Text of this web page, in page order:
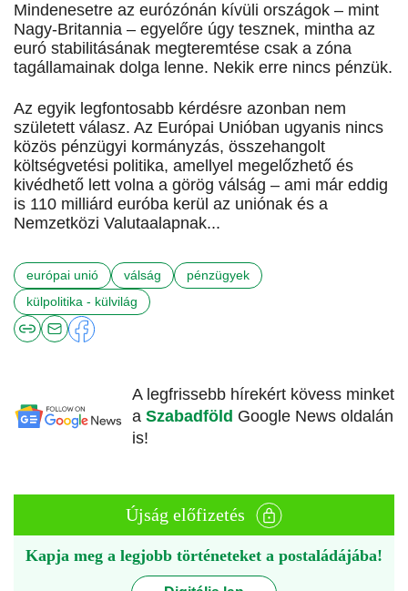
Mindenesetre az eurózónán kívüli országok – mint
Nagy-Britannia – egyelőre úgy tesznek, mintha az
euró stabilitásának megteremtése csak a zóna
tagállamainak dolga lenne. Nekik erre nincs pénzük.
Az egyik legfontosabb kérdésre azonban nem
született válasz. Az Európai Unióban ugyanis nincs
közös pénzügyi kormányzás, összehangolt
költségvetési politika, amellyel megelőzhető és
kivédhető lett volna a görög válság – ami már eddig
is 110 milliárd euróba kerül az uniónak és a
Nemzetközi Valutaalapnak...
európai unió válság
pénzügyek
külpolitika - külvilág
A legfrissebb hírekért kövess minket
a Szabadföld Google News oldalán
is!
Újság előfizetés
Kapja meg a legjobb történeteket a postaládájába!